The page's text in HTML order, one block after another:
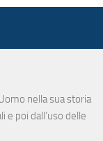
nella sua storia
e poi dall’uso delle